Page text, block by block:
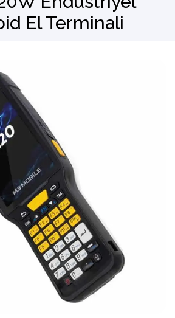
El Terminali